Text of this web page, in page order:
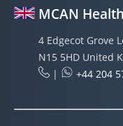
MCAN
4 Edgecot Grove
N15 5HD United
|
+44 204